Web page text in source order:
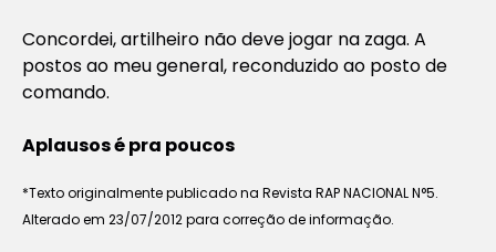
Concordei, artilheiro não deve jogar na zaga. A
postos ao meu general, reconduzido ao posto de
comando.
Aplausos é pra poucos
*Texto originalmente publicado na Revista RAP NACIONAL N°5.
Alterado em 23/07/2012 para correção de informação.